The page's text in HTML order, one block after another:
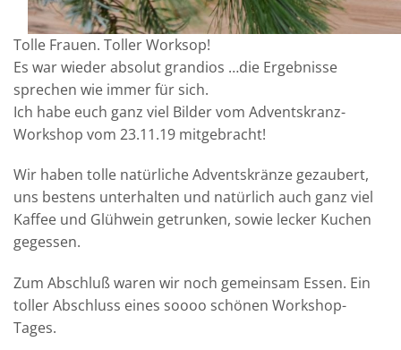
Tolle Frauen. Toller Worksop!
Es war wieder absolut grandios …die Ergebnisse
sprechen wie immer für sich.
Ich habe euch ganz viel Bilder vom Adventskranz-
Workshop vom 23.11.19 mitgebracht!
Wir haben tolle natürliche Adventskränze gezaubert,
uns bestens unterhalten und natürlich auch ganz viel
Kaffee und Glühwein getrunken, sowie lecker Kuchen
gegessen.
Zum Abschluß waren wir noch gemeinsam Essen. Ein
toller Abschluss eines soooo schönen Workshop-
Tages.